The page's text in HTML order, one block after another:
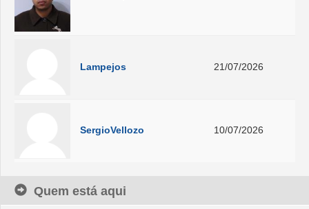
Lampejos 21/07/2026
SergioVellozo 10/07/2026
Quem está aqui